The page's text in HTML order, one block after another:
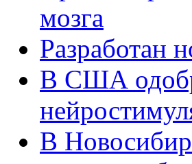
мозга
Разработан
В США
В